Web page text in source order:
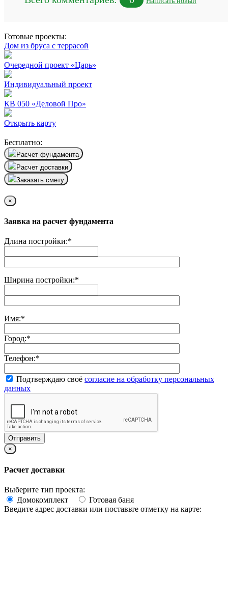
Готовые проекты:
Дом из бруса с террасой
Очередной проект «Царь»
Индивидуальный проект
КВ 050 «Деловой Про»
Открыть карту
Бесплатно:
Расчет фундамента
Расчет доставки
Заказать смету
×
Заявка на расчет фундамента
Длина постройки:*
Ширина постройки:*
Имя:*
Город:*
Телефон:*
Подтверждаю своё согласие на обработку персональных
данных
×
Расчет доставки
Выберите тип проекта:
Домокомплект
Готовая баня
Введите адрес доставки или поставьте отметку на карте: